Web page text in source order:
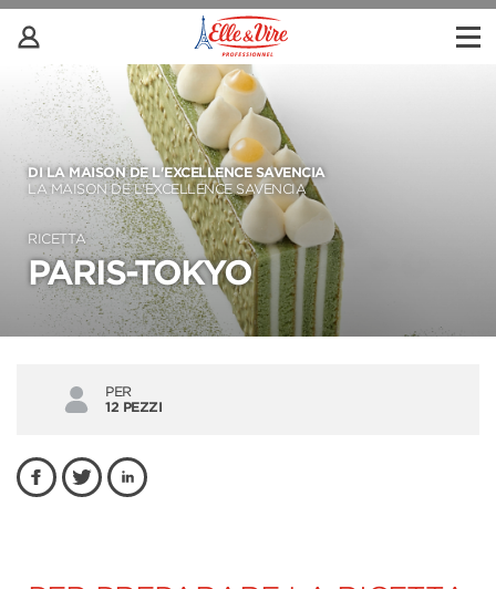
DI LA MAISON DE L'EXCELLENCE SAVENCIA
LA MAISON DE L'EXCELLENCE SAVENCIA
RICETTA
PARIS-TOKYO
PER
12 PEZZI